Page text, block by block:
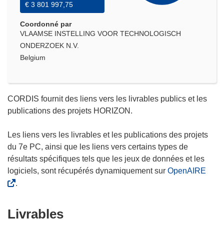
€ 3 801 997,75
Coordonné par
VLAAMSE INSTELLING VOOR TECHNOLOGISCH
ONDERZOEK N.V.
Belgium
CORDIS fournit des liens vers les livrables publics et les
publications des projets HORIZON.
Les liens vers les livrables et les publications des projets
du 7e PC, ainsi que les liens vers certains types de
résultats spécifiques tels que les jeux de données et les
logiciels, sont récupérés dynamiquement sur OpenAIRE
.
Livrables